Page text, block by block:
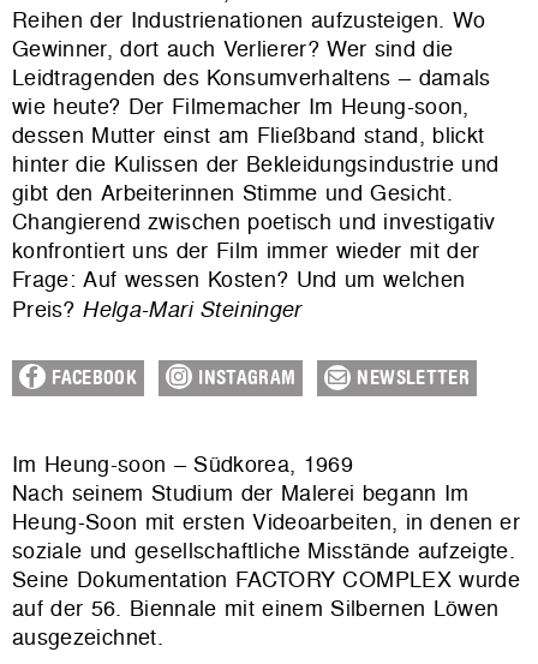
Reihen der Industrienationen aufzusteigen. Wo
Gewinner, dort auch Verlierer? Wer sind die
Leidtragenden des Konsumverhaltens – damals
wie heute? Der Filmemacher Im Heung-soon,
dessen Mutter einst am Fließband stand, blickt
hinter die Kulissen der Bekleidungsindustrie und
gibt den Arbeiterinnen Stimme und Gesicht.
Changierend zwischen poetisch und investigativ
konfrontiert uns der Film immer wieder mit der
Frage: Auf wessen Kosten? Und um welchen
Preis? Helga-Mari Steininger
FACEBOOK INSTAGRAM NEWSLETTER
Im Heung-soon – Südkorea, 1969
Nach seinem Studium der Malerei begann Im
Heung-Soon mit ersten Videoarbeiten, in denen er
soziale und gesellschaftliche Misstände aufzeigte.
Seine Dokumentation FACTORY COMPLEX wurde
auf der 56. Biennale mit einem Silbernen Löwen
ausgezeichnet.